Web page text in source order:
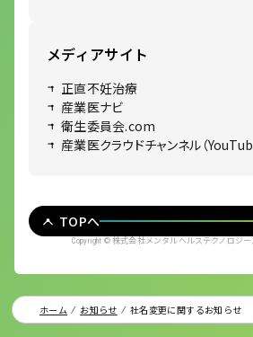
ホーム お知らせ 社名変更に関するお知らせ
メディアサイト
正直不妊治療
産業医ナビ
衛生委員会.com
産業医クラウドチャンネル（
Copyright ©株式会社メンタルヘルステクノロジ
TOPへ